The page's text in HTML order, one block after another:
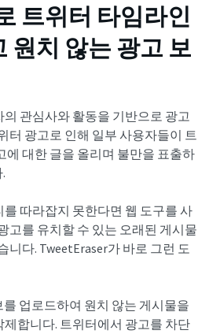
트위터 타임라인
원치 않는 광고 보
관심사와 활동을 기반으로 광고
터 광고로 인해 일부 사용자들이 트
에 대한 글을 올리며 불만을 표출하
따라잡지 못한다면 웹 도구를 사
고를 유치할 수 있는 오래된 게시물
니다. TweetEraser가 바로 그런 도
를 업로드하여 원치 않는 게시물을
합니다. 트위터에서 광고를 차단